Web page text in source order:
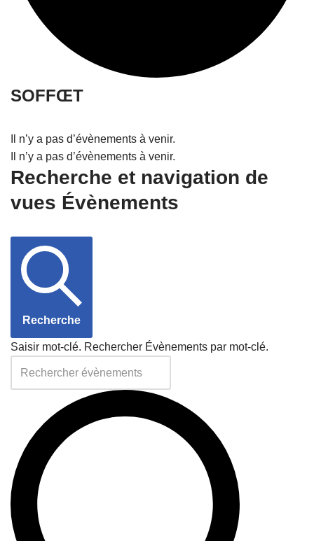
SOFFŒT
Il n’y a pas d’évènements à venir.
Il n’y a pas d’évènements à venir.
Recherche et navigation de
vues Évènements
Recherche
Saisir mot-clé. Rechercher Évènements par mot-clé.